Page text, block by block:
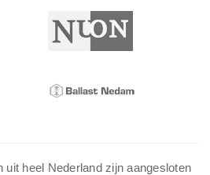
uit heel Nederland zijn aangesloten